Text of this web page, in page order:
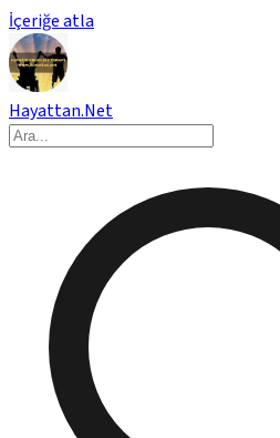
İçeriğe atla
Hayattan.Net